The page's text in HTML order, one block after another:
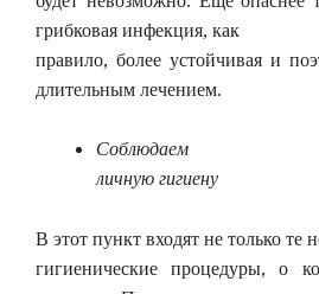
грибковая инфекция, как
правило, более устойчивая и
длительным лечением.
Соблюдаем
личную гигиену
В этот пункт входят не только те
гигиенические процедуры, о